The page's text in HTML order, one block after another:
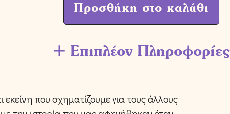
Προσθήκη στο καλάθι
Επιπλέον Πληροφορίες
που σχηματίζουμε για τους άλλους